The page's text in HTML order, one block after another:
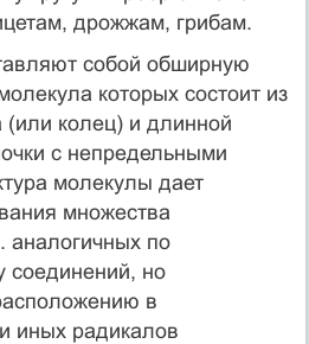
дрожжам, грибам.
собой обширную
которых состоит из
(или колец) и длинной
с непредельными
молекулы дает
множества
аналогичных по
соединений, но
в
иных радикалов